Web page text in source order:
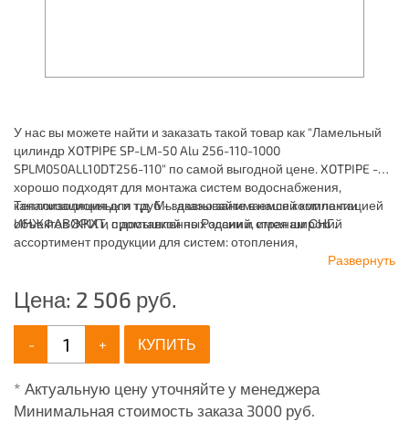
У нас вы можете найти и заказать такой товар как "Ламельный
цилиндр XOTPIPE SP-LM-50 Alu 256-110-1000
SPLM050ALL10DT256-110" по самой выгодной цене. XOTPIPE -
хорошо подходят для монтажа систем водоснабжения,
канализационных и т.д. Мы давно занимаемся комплектацией
объектов ЖКХ и промышленных зданий, имея широкий
ассортимент продукции для систем: отопления,
Теплоизоляция для труб - заказывайте в нашей компании
ИНЖФАВОРИТ, с доставкой по России и странам СНГ.
Развернуть
Цена: 2 506 руб.
- + КУПИТЬ
* Актуальную цену уточняйте у менеджера
Минимальная стоимость заказа 3000 руб.